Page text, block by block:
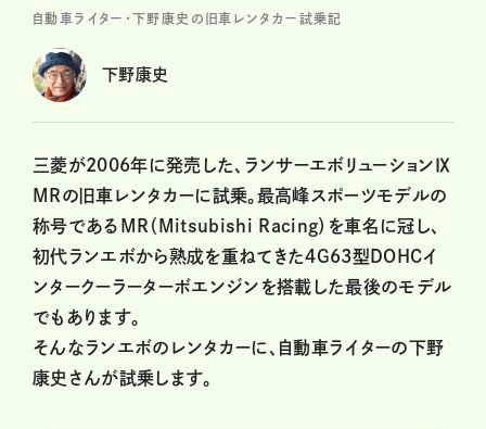
自動車ライター・下野康史の旧車レンタカー試乗記
下野康史
三菱が2006年に発売した、ランサーエボリューションⅨ
MRの旧車レンタカーに試乗。最高峰スポーツモデルの
称号であるMR（Mitsubishi Racing）を車名に冠し、
初代ランエボから熟成を重ねてきた４G63型DOHCイ
ンタークーラーターボエンジンを搭載した最後のモデル
でもあります。
そんなランエボのレンタカーに、自動車ライターの下野
康史さんが試乗します。